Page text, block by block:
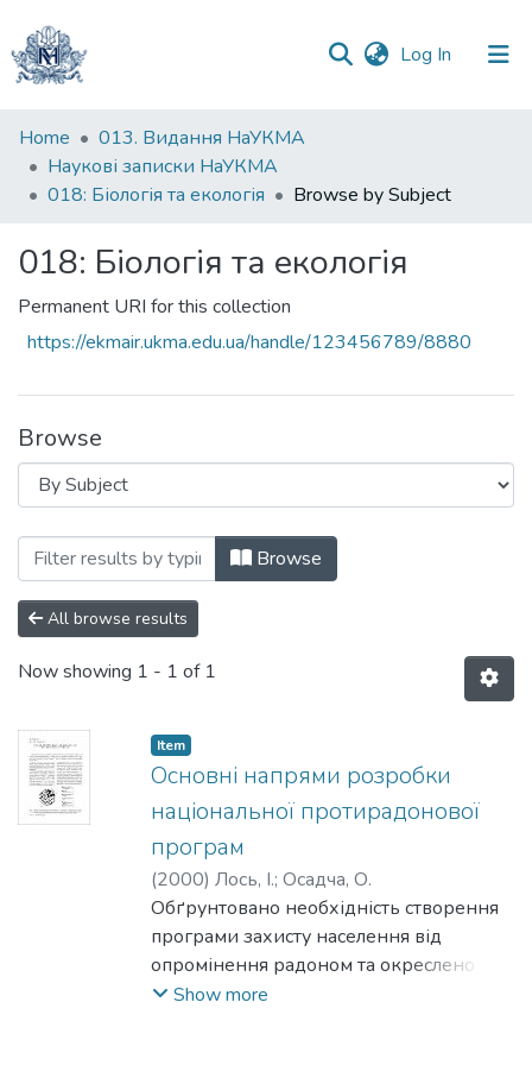
Log In (current)
Communities
&
Collections
Home
013. Видання НаУКМА
Наукові записки НаУКМА
018: Біологія та екологія
Browse by Subject
018: Біологія та екологія
Permanent URI for this collection
https://ekmair.ukma.edu.ua/handle/123456789/8880
Browse
Browsing 018: Біологія та екологія
Browse
All browse results
Now showing 1 - 1 of 1
Item
Основні напрями розробки
національної протирадонової
програм
(2000) Лось, І.; Осадча, О.
Обґрунтовано необхідність створення
програми захисту населення від
опромінення радоном та окреслено
основні напрями її розробки.
Show more